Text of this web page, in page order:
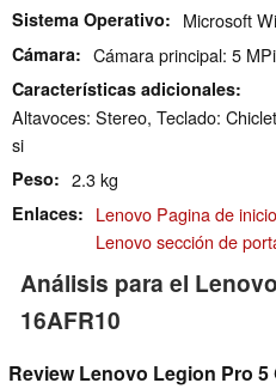
Sistema Operativo Microsoft
Cámara Cámara principal: 5
Características adicionales
Altavoces: Stereo, Teclado:
si
Peso 2.3 kg
Enlaces
Lenovo Pagina de inicio
Lenovo sección de
Análisis para el
16AFR10
Review Lenovo Legion Pro